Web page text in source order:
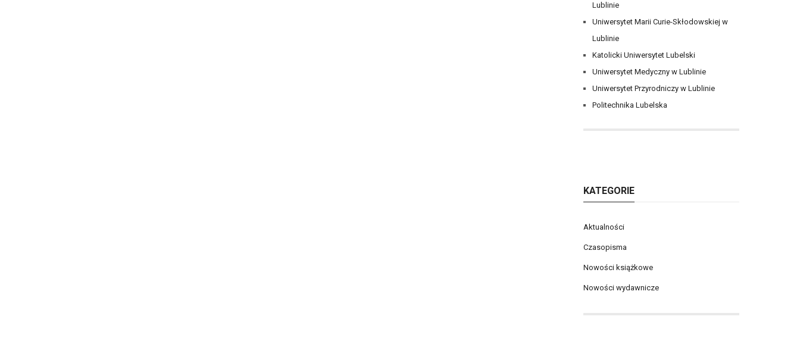
Lublinie
Uniwersytet Marii Curie-Skłodowskiej w
Lublinie
Katolicki Uniwersytet Lubelski
Uniwersytet Medyczny w Lublinie
Uniwersytet Przyrodniczy w Lublinie
Politechnika Lubelska
KATEGORIE
Aktualności
Czasopisma
Nowości książkowe
Nowości wydawnicze